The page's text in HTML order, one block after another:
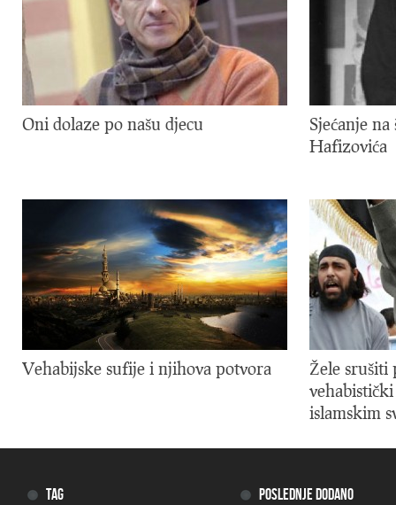
Oni dolaze po našu djecu
Sjećanje
Hafizovića
Vehabijske sufije i njihova potvora
Žele srušiti
islamskim
TAG POSLEDNJE DODANO